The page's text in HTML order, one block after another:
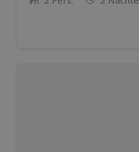
Anzahl der Teilnehmer